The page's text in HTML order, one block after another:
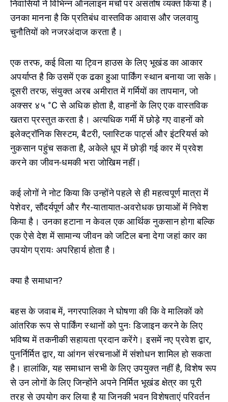
निवासियों ने विभिन्न ऑनलाइन मंचों पर असंतोष व्यक्त किया है।
उनका मानना है कि प्रतिबंध वास्तविक आवास और जलवायु
चुनौतियों को नजरअंदाज करता है।
एक तरफ, कई विला या ट्विन हाउस के लिए भूखंड का आकार
अपर्याप्त है कि उसमें एक ढका हुआ पार्किंग स्थान बनाया जा सके।
दूसरी तरफ, संयुक्त अरब अमीरात में गर्मियों का तापमान, जो
अक्सर ४५ °C से अधिक होता है, वाहनों के लिए एक वास्तविक
खतरा प्रस्तुत करता है। अत्यधिक गर्मी में छोड़े गए वाहनों को
इलेक्ट्रॉनिक सिस्टम, बैटरी, प्लास्टिक पार्ट्स और इंटरियर्स को
नुकसान पहुंच सकता है, अकेले धूप में छोड़ी गई कार में प्रवेश
करने का जीवन-धमकी भरा जोखिम नहीं।
कई लोगों ने नोट किया कि उन्होंने पहले से ही महत्वपूर्ण मात्रा में
पेशेवर, सौंदर्यपूर्ण और गैर-यातायात-अवरोधक छायाओं में निवेश
किया है। उनका हटाना न केवल एक आर्थिक नुकसान होगा बल्कि
एक ऐसे देश में सामान्य जीवन को जटिल बना देगा जहां कार का
उपयोग प्रायः अपरिहार्य होता है।
क्या है समाधान?
बहस के जवाब में, नगरपालिका ने घोषणा की कि वे मालिकों को
आंतरिक रूप से पार्किंग स्थानों को पुनः डिजाइन करने के लिए
भविष्य में तकनीकी सहायता प्रदान करेंगे। इसमें नए प्रवेश द्वार,
पुनर्निर्मित द्वार, या आंगन संरचनाओं में संशोधन शामिल हो सकता
है। हालांकि, यह समाधान सभी के लिए उपयुक्त नहीं है, विशेष रूप
से उन लोगों के लिए जिन्होंने अपने निर्मित भूखंड क्षेत्र का पूरी
तरह से उपयोग कर लिया है या जिनकी भवन विशेषताएं परिवर्तन